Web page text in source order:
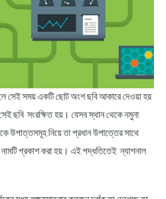
সেই সময় একটি ছোট অংশ ছবি আকারে দেওয়া হয়
ছবি সংরক্ষিত হয়। যেসব স্থান থেকে নমুনা
উপাত্তসমূহ নিয়ে তা প্রধান উপাত্তের সাথে
নামটি প্রকাশ করা হয়। এই পদ্ধতিতেই ন্যাশনাল